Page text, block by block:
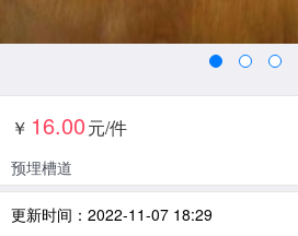
￥ 16.00元/件
预埋槽道
更新时间：2022-11-07 18:29